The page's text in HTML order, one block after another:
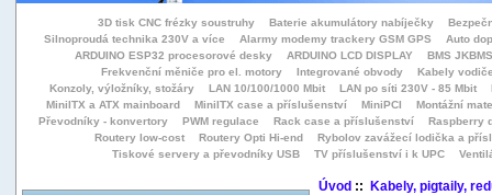
3D tisk CNC frézky soustruhy Baterie akumulátory nabíječky
Silnoproudá technika 230V a více
Alarmy modemy trackery GSM GPS
Auto
ARDUINO ESP32 procesorové desky
ARDUINO LCD DISPLAY
BMS
Frekvenční měniče pro el. motory
Integrované obvody
Kabely
Konzoly, výložníky, stožáry
LAN 10/100/1000 Mbit LAN po síti 230V - 85 Mbit
MiniITX a ATX mainboard
MiniITX case a příslušenství MiniPCI
Montážní
Převodníky - konvertory
PWM regulace Rack case a příslušenství
Raspberry
Routery low-cost
Routery Opti Hi-end
Rybolov zavážecí lodička a přísl
Tiskové servery a převodníky USB
TV příslušenství i k UPC
Úvod:: Kabely, pigtaily,